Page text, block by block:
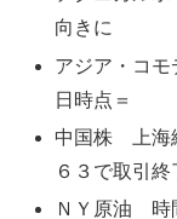
向きに
アジア・コ
日時点＝
中国株 上海
６３で取引終
ＮＹ原油 時